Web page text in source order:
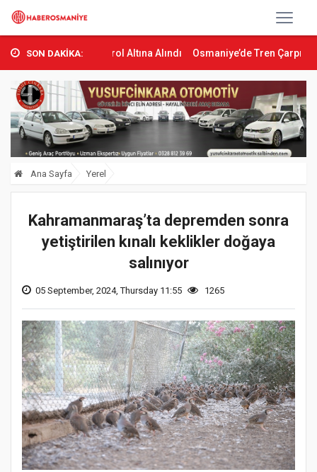
SON DAKİKA:
Kontrol Altına Alındı Osmaniye’de Tren Çarpması: Genç
Ana Sayfa Yerel
Kahramanmaraş’ta depremden sonra
yetiştirilen kınalı keklikler doğaya
salınıyor
05 September, 2024, Thursday 11:55 1265